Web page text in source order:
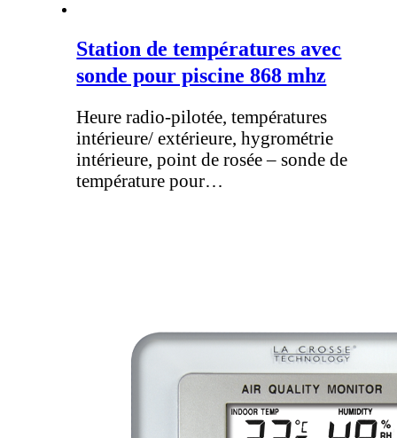
Station de températures avec
sonde pour piscine 868 mhz
Heure radio-pilotée, températures
intérieure/ extérieure, hygrométrie
intérieure, point de rosée – sonde de
température pour…